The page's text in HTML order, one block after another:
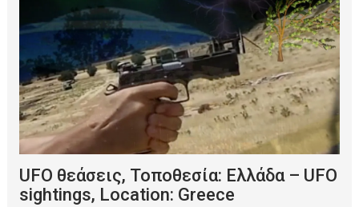
UFO θεάσεις, Τοποθεσία: Ελλάδα – UFO
sightings, Location: Greece